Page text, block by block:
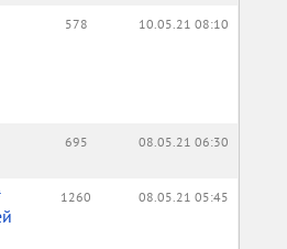
578 10.05.21 08:10
695 08.05.21 06:30
1260 08.05.21 05:45